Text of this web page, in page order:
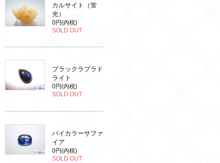
カルサイト（蛍
光）
0円(内税)
SOLD OUT
ブラックラブラド
ライト
0円(内税)
SOLD OUT
バイカラーサファ
イア
0円(内税)
SOLD OUT